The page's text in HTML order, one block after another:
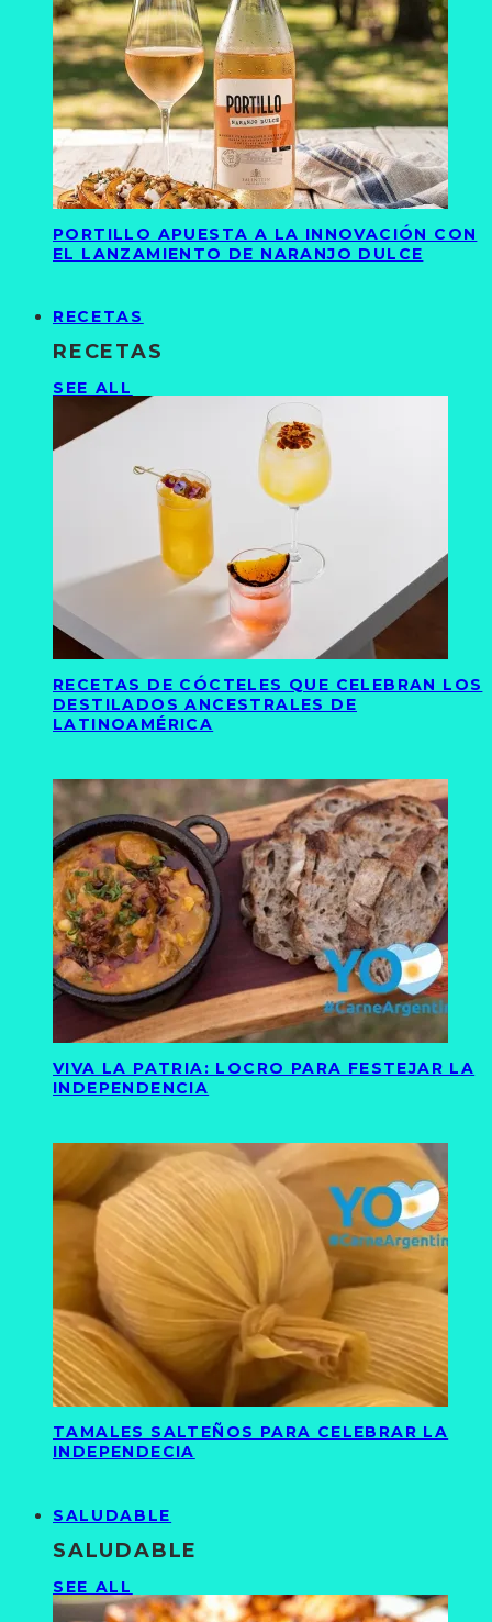
PORTILLO APUESTA A LA INNOVACIÓN CON
EL LANZAMIENTO DE NARANJO DULCE
RECETAS
RECETAS
SEE ALL
RECETAS DE CÓCTELES QUE CELEBRAN LOS
DESTILADOS ANCESTRALES DE
LATINOAMÉRICA
VIVA LA PATRIA: LOCRO PARA FESTEJAR LA
INDEPENDENCIA
TAMALES SALTEÑOS PARA CELEBRAR LA
INDEPENDECIA
SALUDABLE
SALUDABLE
SEE ALL